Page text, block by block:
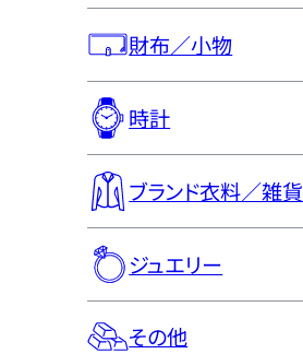
財布／小物
時計
ブランド衣料／雑貨
ジュエリー
その他